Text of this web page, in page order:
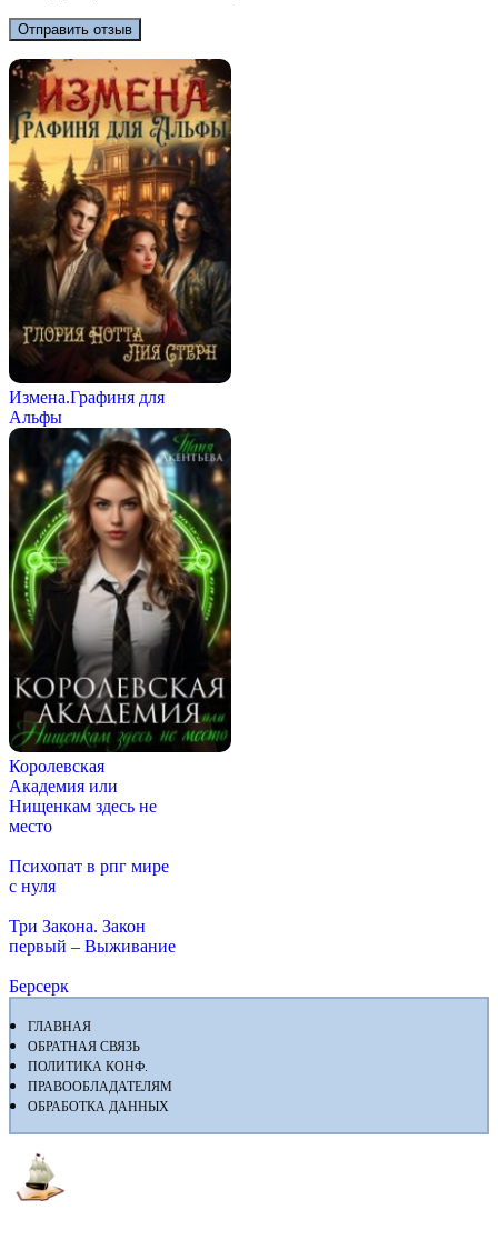
Измена.Графиня для
Альфы
Королевская
Академия или
Нищенкам здесь не
место
Психопат в рпг мире
с нуля
Три Закона. Закон
первый – Выживание
Берсерк
ГЛАВНАЯ
ОБРАТНАЯ СВЯЗЬ
ПОЛИТИКА КОНФ.
ПРАВООБЛАДАТЕЛЯМ
ОБРАБОТКА ДАННЫХ